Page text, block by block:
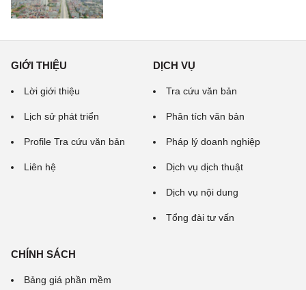
GIỚI THIỆU
Lời giới thiệu
Lịch sử phát triển
Profile Tra cứu văn bản
Liên hệ
DỊCH VỤ
Tra cứu văn bản
Phân tích văn bản
Pháp lý doanh nghiệp
Dịch vụ dịch thuật
Dịch vụ nội dung
Tổng đài tư vấn
CHÍNH SÁCH
Bảng giá phần mềm